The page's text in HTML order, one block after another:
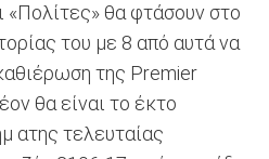
«Πολίτες» θα φτάσουν στο
του με 8 από αυτά να
της Premier
θα είναι το έκτο
ατης τελευταίας